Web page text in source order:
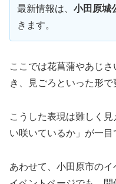
最新情報は、 小田原城
きます。
ここでは花菖蒲やあじ
き、見ごろといった形で
こうした表現は難しく
い咲いているか」が一目
あわせて、小田原市の